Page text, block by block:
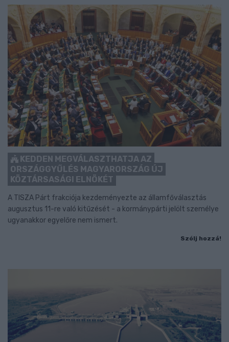
KEDDEN MEGVÁLASZTHATJA AZ
ORSZÁGGYŰLÉS MAGYARORSZÁG ÚJ
KÖZTÁRSASÁGI ELNÖKÉT
A TISZA Párt frakciója kezdeményezte az államfőválasztás
augusztus 11-re való kitűzését - a kormánypárti jelölt személye
ugyanakkor egyelőre nem ismert.
Szólj hozzá!